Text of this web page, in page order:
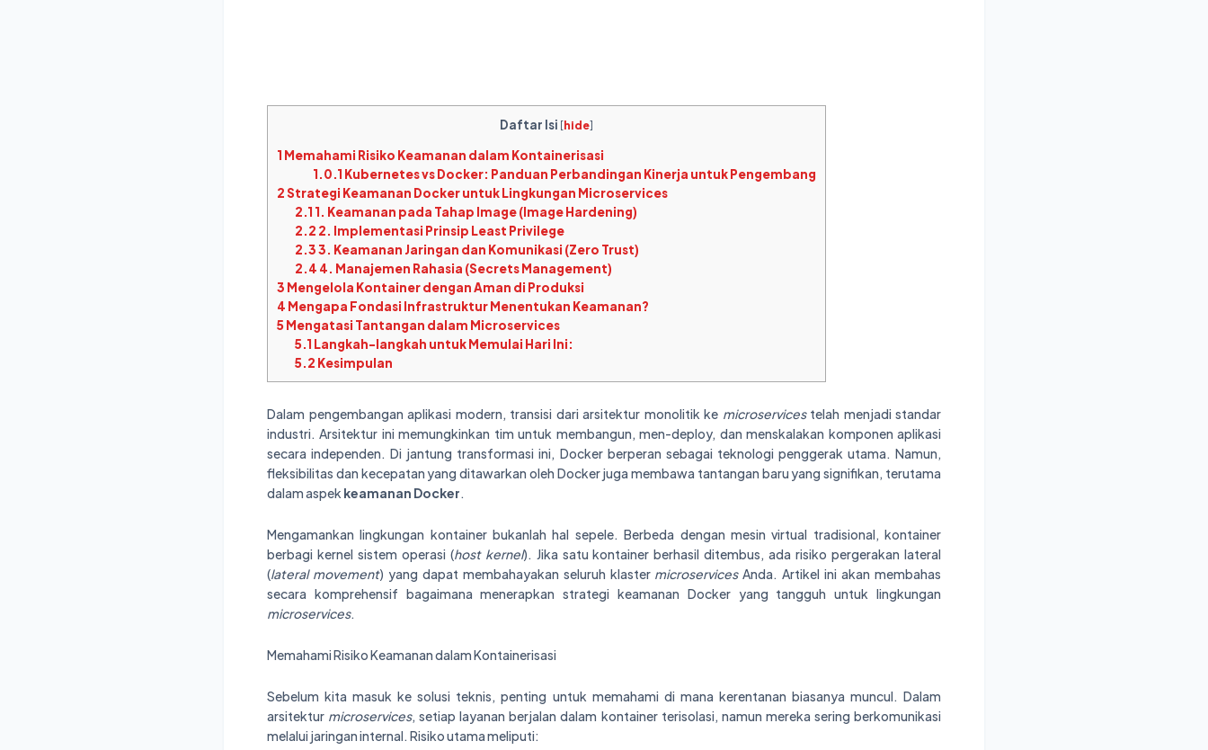
Daftar Isi [hide]
1 Memahami Risiko Keamanan dalam Kontainerisasi
1.0.1 Kubernetes vs Docker: Panduan Perbandingan Kinerja untuk Pengembang
2Strategi Keamanan Docker untuk Lingkungan Microservices
2.1 1. Keamanan pada Tahap Image (Image Hardening)
2.2 2. Implementasi Prinsip Least Privilege
2.33. Keamanan Jaringan dan Komunikasi (Zero Trust)
2.4 4. Manajemen Rahasia (Secrets Management)
3 Mengelola Kontainer dengan Aman di Produksi
4 Mengapa Fondasi Infrastruktur Menentukan Keamanan?
5Mengatasi Tantangan dalam Microservices
5.1 Langkah-langkah untuk Memulai Hari Ini:
5.2 Kesimpulan
Dalam pengembangan aplikasi modern, transisi dari arsitektur monolitik ke microservicestelah menjadi standar
industri. Arsitektur ini memungkinkan tim untuk membangun, men-deploy, dan menskalakan komponen aplikasi
secara independen. Di jantung transformasi ini, Docker berperan sebagai teknologi penggerak utama. Namun,
fleksibilitas dan kecepatan yang ditawarkan oleh Docker juga membawa tantangan baru yang signifikan, terutama
dalam aspek keamanan Docker.
Mengamankan lingkungan kontainer bukanlah hal sepele. Berbeda dengan mesin virtual tradisional, kontainer
berbagi kernel sistem operasi (host kernel). Jika satu kontainer berhasil ditembus, ada risiko pergerakan lateral
(lateral movement) yang dapat membahayakan seluruh klaster microservicesAnda. Artikel ini akan membahas
secara komprehensif bagaimana menerapkan strategi keamanan Docker yang tangguh untuk lingkungan
microservices.
Memahami Risiko Keamanan dalam Kontainerisasi
Sebelum kita masuk ke solusi teknis, penting untuk memahami di mana kerentanan biasanya muncul. Dalam
arsitektur microservices, setiap layanan berjalan dalam kontainer terisolasi, namun mereka sering berkomunikasi
melalui jaringan internal. Risiko utama meliputi: